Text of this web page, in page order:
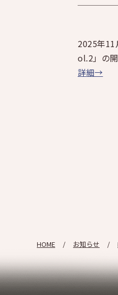
2025年11
ol.2」の
詳細→
HOME お知らせ